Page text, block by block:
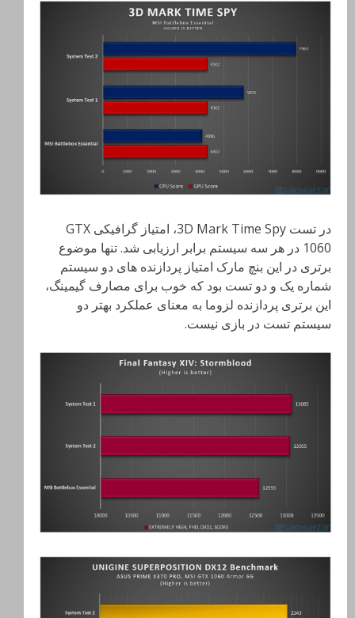
در تست 3D Mark Time Spy، امتیاز گرافیکی GTX
1060 در هر سه سیستم برابر ارزیابی شد. تنها موضوع
برتری در این بنچ مارک امتیاز پردازنده های دو سیستم
شماره یک و دو تست بود که خوب برای مصارف گیمینگ،
این برتری پردازنده لزوما به معنای عملکرد بهتر دو
سیستم تست در بازی نیست.